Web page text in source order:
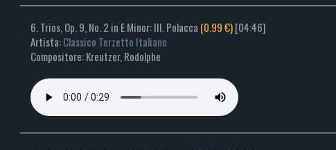
6. Trios, Op. 9, No. 2 in E Minor: III. Polacca (0.99 €)[04:46]
Artista:Classico Terzetto Italiano
Compositore: Kreutzer, Rodolphe